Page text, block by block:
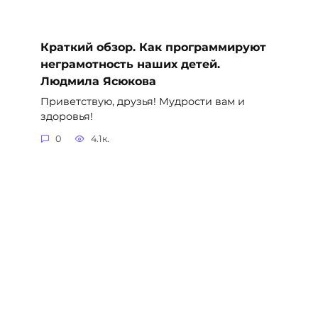
Краткий обзор. Как программируют
неграмотность наших детей.
Людмила Ясюкова
Приветствую, друзья! Мудрости вам и
здоровья!
0 4.1к.